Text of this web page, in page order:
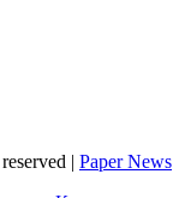
| Paper News